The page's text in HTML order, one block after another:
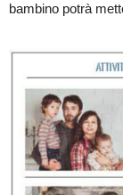
bambino potrà